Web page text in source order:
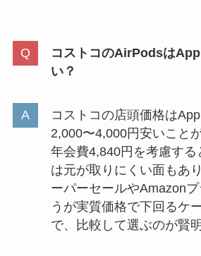
コストコのAirPodsは
い？
コストコの店頭価格は
2,000〜4,000円安いこと
年会費4,840円を考慮する
は元が取りにくい面もあ
ーパーセールやAmazon
うが実質価格で下回るケ
で、比較して選ぶのが賢